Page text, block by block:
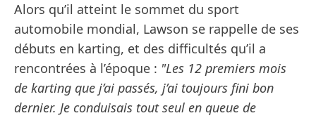
Alors qu’il atteint le sommet du sport
automobile mondial, Lawson se rappelle de ses
débuts en karting, et des difficultés qu’il a
rencontrées à l’époque : "Les 12 premiers mois
de karting que j’ai passés, j’ai toujours fini bon
dernier. Je conduisais tout seul en queue de